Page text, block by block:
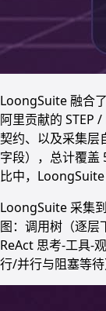
LoongSuite 融合
阿里贡献的 STEP
契约、以及采集
字段），总计覆盖
比中，LoongSuite
LoongSuite 采集
图：调用树（逐层
ReAct 思考-工具-
行/并行与阻塞等